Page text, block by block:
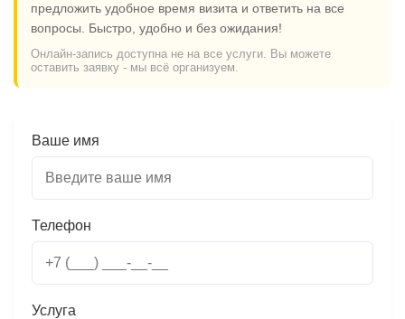
предложить удобное время визита и ответить на все
вопросы. Быстро, удобно и без ожидания!
Онлайн-запись доступна не на все услуги. Вы можете
оставить заявку - мы всё организуем.
Ваше имя
Телефон
Услуга